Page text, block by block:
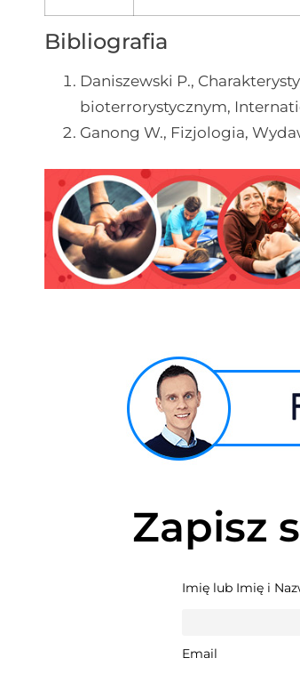
Bibliografia
Daniszewski P.,
bioterrorystycznym,
Ganong W., Fizjologia,
Zapisz
Imię lub Imię i
Email